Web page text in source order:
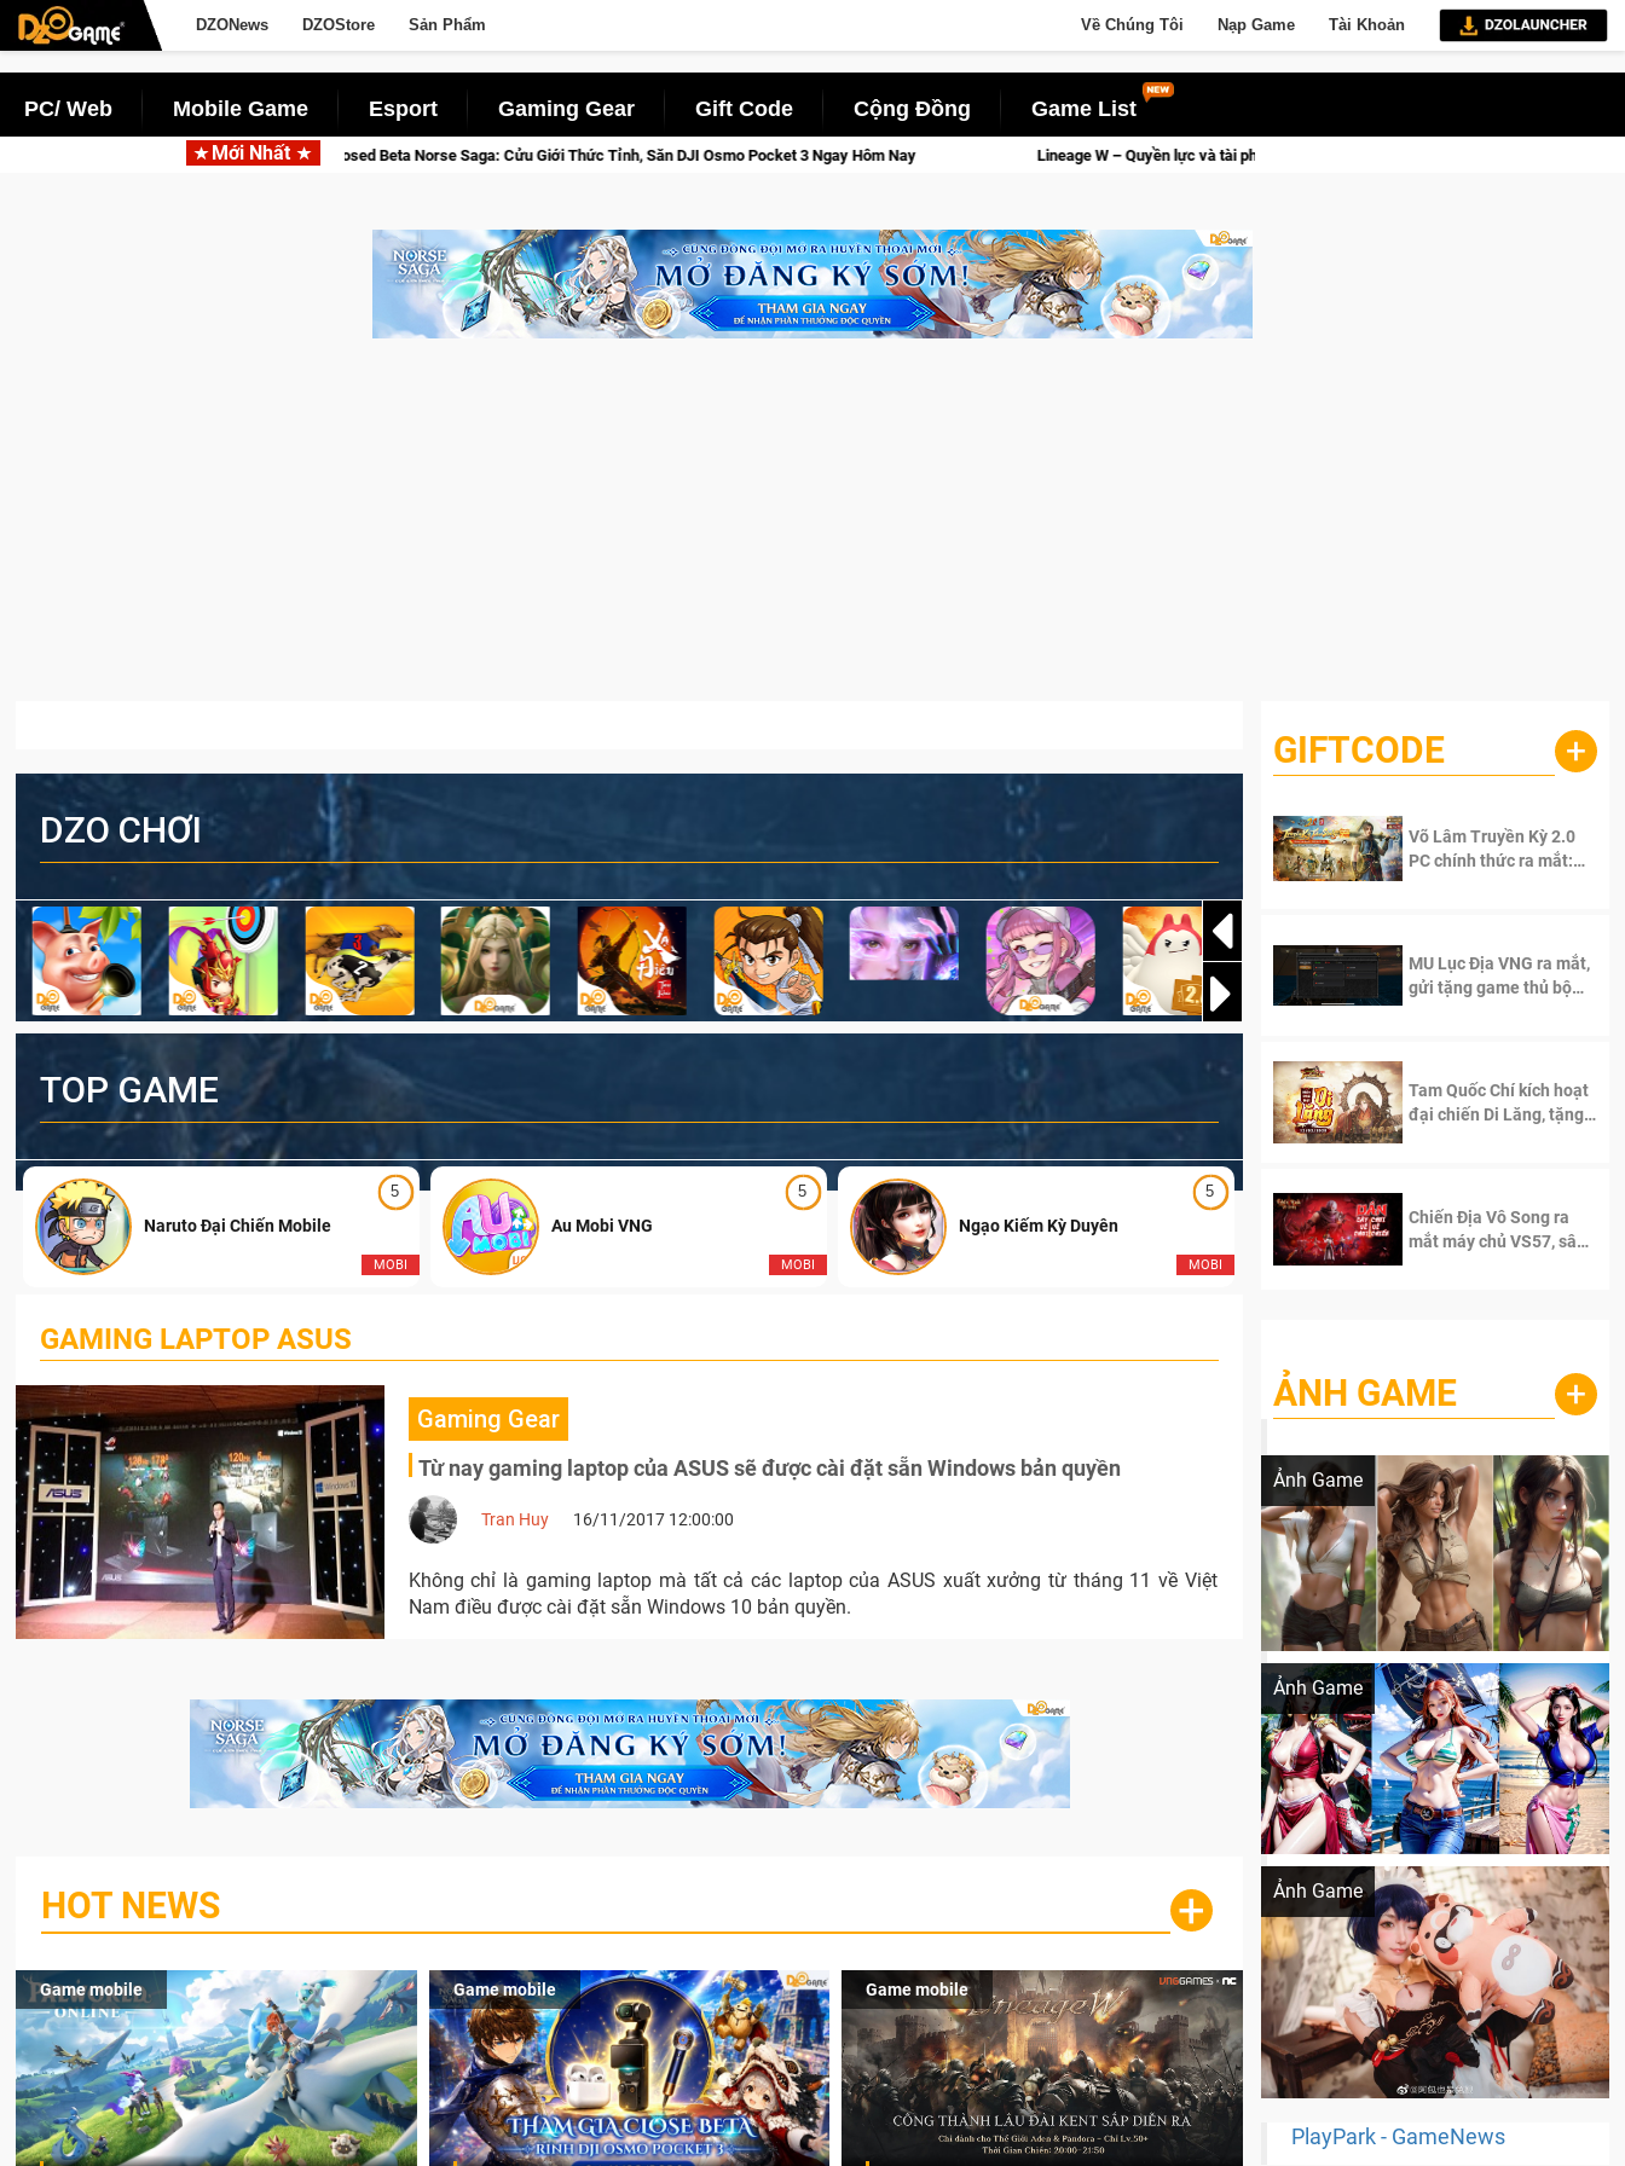
DZONews DZOStore Sản Phẩm Về Chúng Tôi Nạp Game Tài Khoản
PC/ Web Mobile Game Esport Gaming Gear Gift Code Cộng Đồng Game List
Mới Nhất
Gia Nhập Closed Beta Norse Saga: Cửu Giới Thức Tỉnh, Săn DJI Osmo Pocket 3 Ngay Hôm Nay Lineage W – Quyền lực và tài phú sẽ về tay kẻ đoạt được Vương Quyền thành Kent sắp tới!
DZO CHƠI
TOP GAME
5
MOBI
Naruto Đại Chiến Mobile
5
MOBI
Au Mobi VNG
5
MOBI
Ngạo Kiếm Kỳ Duyên Ngạo Thiên Mobile
GAMING LAPTOP ASUS
Gaming Gear
Từ nay gaming laptop của ASUS sẽ được cài đặt sẵn Windows bản quyền
Tran Huy 16/11/2017 12:00:00
Không chỉ là gaming laptop mà tất cả các laptop của ASUS xuất xưởng từ tháng 11 về Việt
Nam điều được cài đặt sẵn Windows 10 bản quyền.
HOT NEWS +
Game mobile Game mobile Game mobile
GIFTCODE +
Võ Lâm Truyền Kỳ 2.0
PC chính thức ra mắt:
MU Lục Địa VNG ra mắt,
gửi tặng game thủ bộ
Tam Quốc Chí kích hoạt
đại chiến Di Lăng, tặng
Chiến Địa Vô Song ra
mắt máy chủ VS57, sân
ẢNH GAME +
Ảnh Game
Lala Croft vừa nóng vừa xinh dưới nét vẽ
Ảnh Game
Khi AI Cosplay gái đẹp One Piece
Ảnh Game
Cosplay Xiangling siêu cute
PlayPark - GameNews